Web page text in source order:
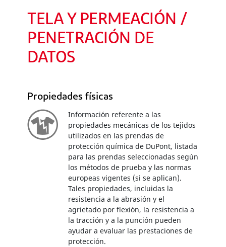
TELA Y PERMEACIÓN /
PENETRACIÓN DE
DATOS
Propiedades físicas
Información referente a las
propiedades mecánicas de los tejidos
utilizados en las prendas de
protección química de DuPont, listada
para las prendas seleccionadas según
los métodos de prueba y las normas
europeas vigentes (si se aplican).
Tales propiedades, incluidas la
resistencia a la abrasión y el
agrietado por flexión, la resistencia a
la tracción y a la punción pueden
ayudar a evaluar las prestaciones de
protección.